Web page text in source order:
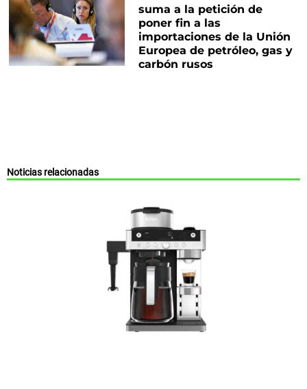
suma a la petición de
poner fin a las
importaciones de la Unión
Europea de petróleo, gas y
carbón rusos
Noticias relacionadas